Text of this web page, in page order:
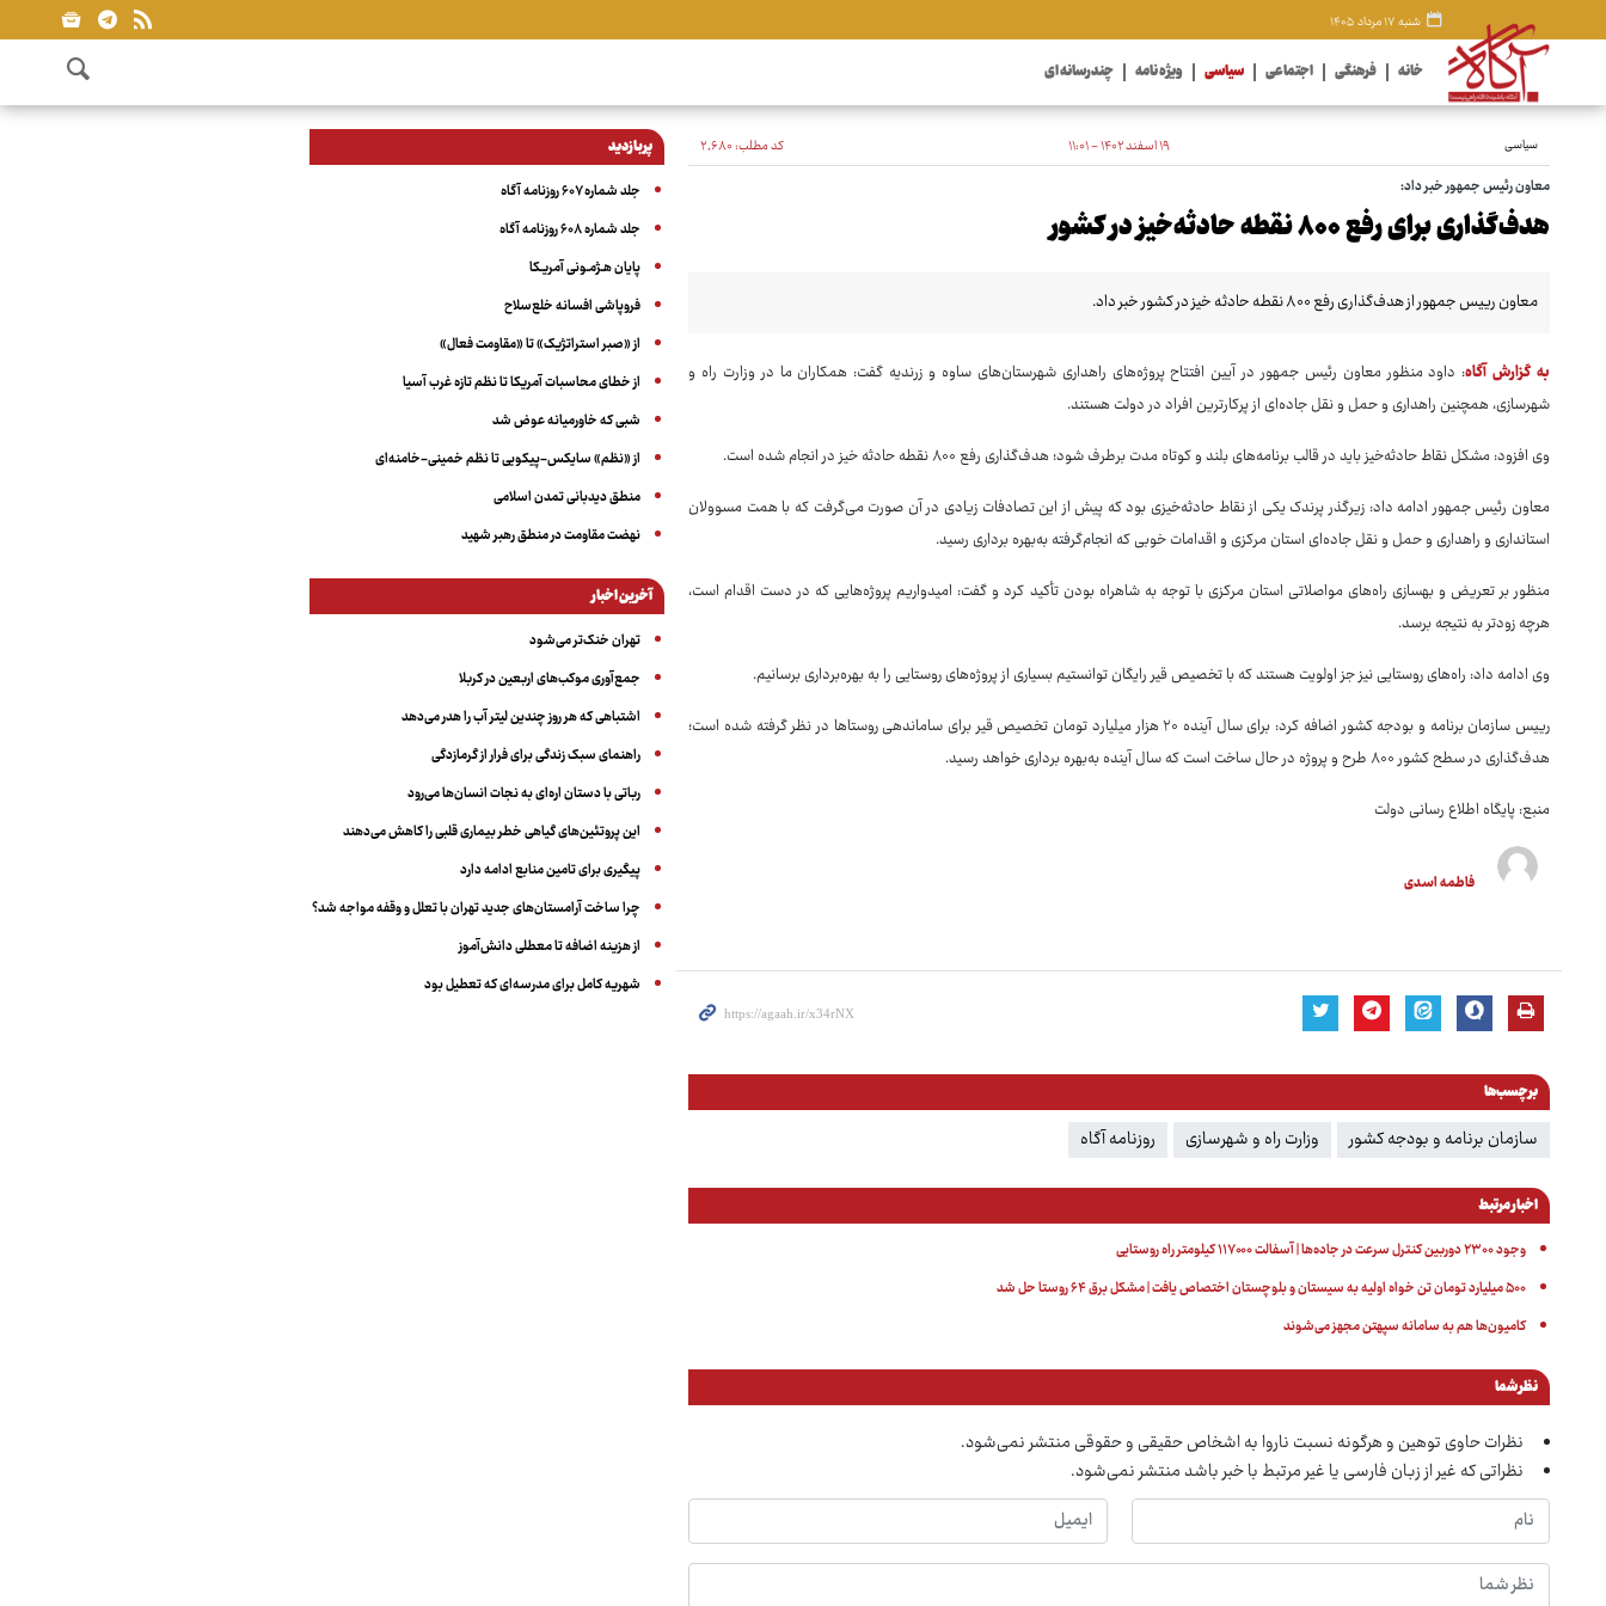
شنبه ۱۷ مرداد ۱۴۰۵
خانه فرهنگی اجتماعی سیاسی ویژه نامه چندرسانه ای
سیاسی ۱۹ اسفند ۱۴۰۲ - ۱۱:۰۱ کد مطلب:۲٬۶۸۰
معاون رئیس جمهور خبر داد:
هدف‌گذاری برای رفع ۸۰۰ نقطه حادثه‌خیز در کشور
معاون رییس جمهور از هدف‌گذاری رفع ۸۰۰ نقطه حادثه خیز در کشور خبر داد.
به گزارش آگاه: داود منظور معاون رئیس جمهور در آیین افتتاح پروژه‌های راهداری شهرستان‌های ساوه و زرندیه گفت: همکاران ما در وزارت راه و
شهرسازی، همچنین راهداری و حمل و نقل جاده‌ای از پرکارترین افراد در دولت هستند.
وی افزود: مشکل نقاط حادثه‌خیز باید در قالب برنامه‌های بلند و کوتاه مدت برطرف شود؛ هدف‌گذاری رفع ۸۰۰ نقطه حادثه خیز در انجام شده است.
معاون رئیس جمهور ادامه داد: زیرگذر پرندک یکی از نقاط حادثه‌خیزی بود که پیش از این تصادفات زیادی در آن صورت می‌گرفت که با همت مسوولان
استانداری و راهداری و حمل و نقل جاده‌ای استان مرکزی و اقدامات خوبی که انجام‌گرفته به‌بهره برداری رسید.
منظور بر تعریض و بهسازی راه‌های مواصلاتی استان مرکزی با توجه به شاهراه بودن تأکید کرد و گفت: امیدواریم پروژه‌هایی که در دست اقدام است،
هرچه زودتر به نتیجه برسد.
وی ادامه داد: راه‌های روستایی نیز جز اولویت هستند که با تخصیص قیر رایگان توانستیم بسیاری از پروژه‌های روستایی را به بهره‌برداری برسانیم.
رییس سازمان برنامه و بودجه کشور اضافه کرد: برای سال آینده ۲۰ هزار میلیارد تومان تخصیص قیر برای ساماندهی روستاها در نظر گرفته شده است؛
هدف‌گذاری در سطح کشور ۸۰۰ طرح و پروژه در حال ساخت است که سال آینده به‌بهره برداری خواهد رسید.
منبع: پایگاه اطلاع رسانی دولت
فاطمه اسدی
برچسب‌ها
سازمان برنامه و بودجه کشور وزارت راه و شهرسازی روزنامه آگاه
اخبار مرتبط
وجود ۲۳۰۰ دوربین کنترل سرعت در جاده‌ها | آسفالت ۱۱۷۰۰۰ کیلومتر راه روستایی
۵۰۰ میلیارد تومان تن خواه اولیه به سیستان و بلوچستان اختصاص یافت | مشکل برق ۶۴ روستا حل شد
کامیون‌ها هم به سامانه سپهتن مجهز می‌شوند
نظر شما
نظرات حاوی توهین و هرگونه نسبت ناروا به اشخاص حقیقی و حقوقی منتشر نمی‌شود.
نظراتی که غیر از زبان فارسی یا غیر مرتبط با خبر باشد منتشر نمی‌شود.
پربازدید
جلد شماره ۶۰۷ روزنامه آگاه
جلد شماره ۶۰۸ روزنامه آگاه
پایان هـژمـونی آمریـکا
فروپاشی افسانه خلع‌سلاح
از «صبر استراتژیک» تا «مقاومت فعال»
از خطای محاسبات آمریکا تا نظم تازه غرب آسیا
شبی که خاورمیانه عوض شد
از «نظم» سایکس-پیکویی تا نظم خمینی-خامنه‌ای
منطق دیدبانی تمدن اسلامی
نهضت مقاومت در منطق رهبر شهید
آخرین اخبار
تهران خنک‌تر می‌شود
جمع‌آوری موکب‌های اربعین در کربلا
اشتباهی که هر روز چندین لیتر آب را هدر می‌دهد
راهنمای سبک زندگی برای فرار از گرمازدگی
رباتی با دستان اره‌ای به نجات انسان‌ها می‌رود
این پروتئین‌های گیاهی خطر بیماری قلبی را کاهش می‌دهند
پیگیری برای تامین منابع ادامه دارد
چرا ساخت آرامستان‌های جدید تهران با تعلل و وقفه مواجه شد؟
از هزینه اضافه تا معطلی دانش‌آموز
شهریه کامل برای مدرسه‌ای که تعطیل بود